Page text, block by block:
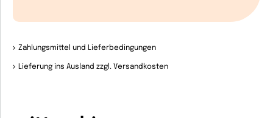
Zahlungsmittel und Lieferbedingungen
Lieferung ins Ausland zzgl. Versandkosten